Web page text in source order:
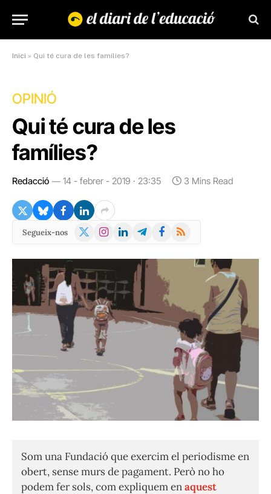
Inici » Qui té cura de les famílies?
OPINIÓ
Qui té cura de les
famílies?
Redacció 14 - febrer - 2019 · 23:35 3 Mins Read
Segueix-nos
X
Instagram
LinkedInTelegramFacebook
RSS
Som una Fundació que exercim el periodisme en
obert, sense murs de pagament. Però no ho
podem fer sols, com expliquem enaquest